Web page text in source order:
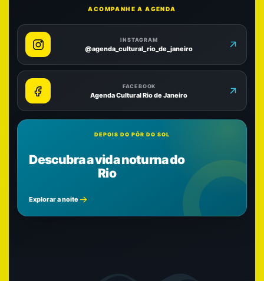
ACOMPANHE A AGENDA
INSTAGRAM
@agenda_cultural_rio_de_janeiro
FACEBOOK
Agenda Cultural Rio de Janeiro
DEPOIS DO PÔR DO SOL
Descubra a vida noturna do
Rio
Explorar a noite